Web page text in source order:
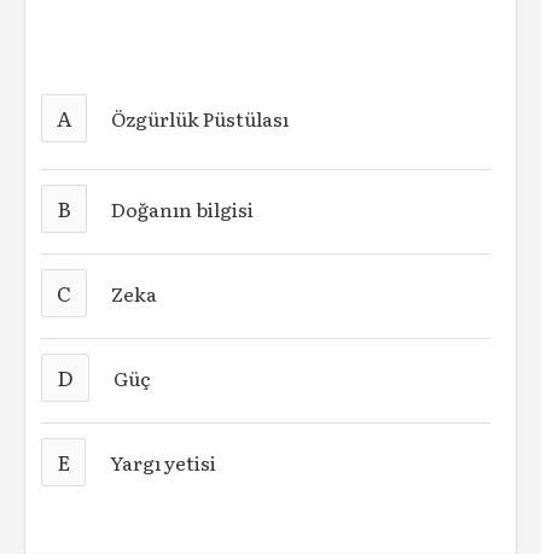
A Özgürlük Püstülası
B Doğanın bilgisi
C Zeka
D Güç
E Yargı yetisi